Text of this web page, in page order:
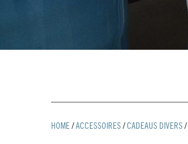
HOME / ACCESSOIRES / CADEAUS DIVERS /